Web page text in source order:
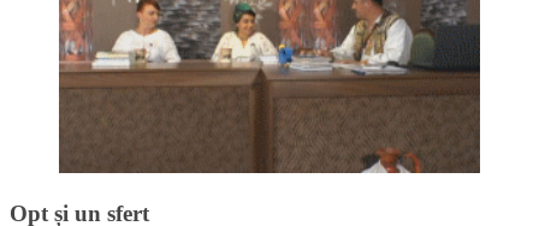
Opt și un sfert